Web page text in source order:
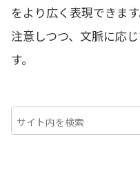
をより広く表現できま
注意しつつ、文脈に応
す。